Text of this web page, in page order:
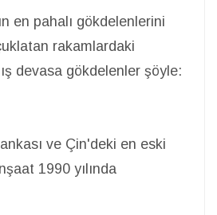
en pahalı gökdelenlerini
rakamlardaki
devasa gökdelenler şöyle:
ve Çin'deki en eski
1990 yılında